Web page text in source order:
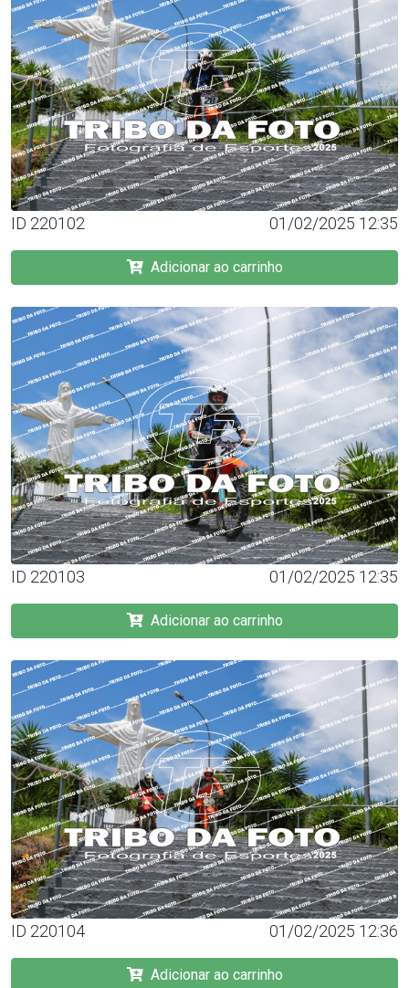
ID 220102 01/02/2025 12:35
Adicionar ao carrinho
ID 220103 01/02/2025 12:35
Adicionar ao carrinho
ID 220104 01/02/2025 12:36
Adicionar ao carrinho